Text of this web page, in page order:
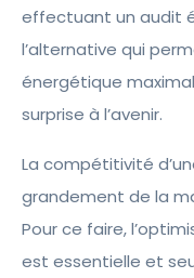
effectuant un audit
l’alternative qui
énergétique
surprise à l’avenir.
La compétitivité
grandement de la
Pour ce faire,
est essentielle et